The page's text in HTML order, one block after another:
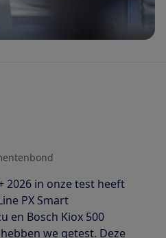
2026 in onze test heeft
PX Smart
en Bosch Kiox 500
we getest. Deze